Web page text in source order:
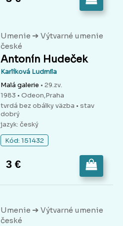
Umenie ➔ Výtvarné umenie
české
Antonín Hudeček
Karlíková Ludmila
Malá galerie • 29.zv.
1983 • Odeon,Praha
tvrdá bez obálky väzba • stav
dobrý
jazyk: český
Kód: 151432
3 €
Umenie ➔ Výtvarné umenie
české